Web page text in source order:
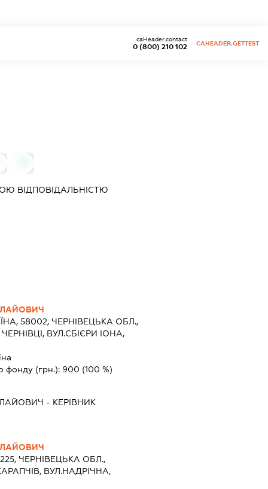
0 (800) 210 102
caHeader.contact
CAHEADER.GETTEST
ВІДПОВІДАЛЬНІСТЮ
58002, ЧЕРНІВЕЦЬКА ОБЛ.,
ВУЛ.СБІЄРИ ІОНА,
фонду (грн.): 900 (100 %)
- КЕРІВНИК
ЧЕРНІВЕЦЬКА ОБЛ.,
ВУЛ.НАДРІЧНА,